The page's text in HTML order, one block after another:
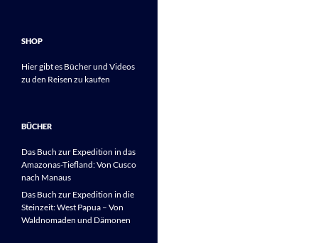
SHOP
Hier gibt es Bücher und Videos
zu den Reisen zu kaufen
BÜCHER
Das Buch zur Expedition in das
Amazonas-Tiefland: Von Cusco
nach Manaus
Das Buch zur Expedition in die
Steinzeit: West Papua – Von
Waldnomaden und Dämonen